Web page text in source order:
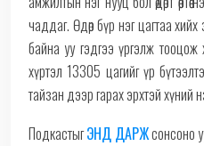
чаддаг. Өдөр бүр нэг цагтаа хийх
байна уу гэдгээ үргэлж тооцож
хүртэл 13305 цагийг үр
тайзан дээр гарах эрхтэй хүний
ПодкастыгЭНД ДАРЖсонсоно